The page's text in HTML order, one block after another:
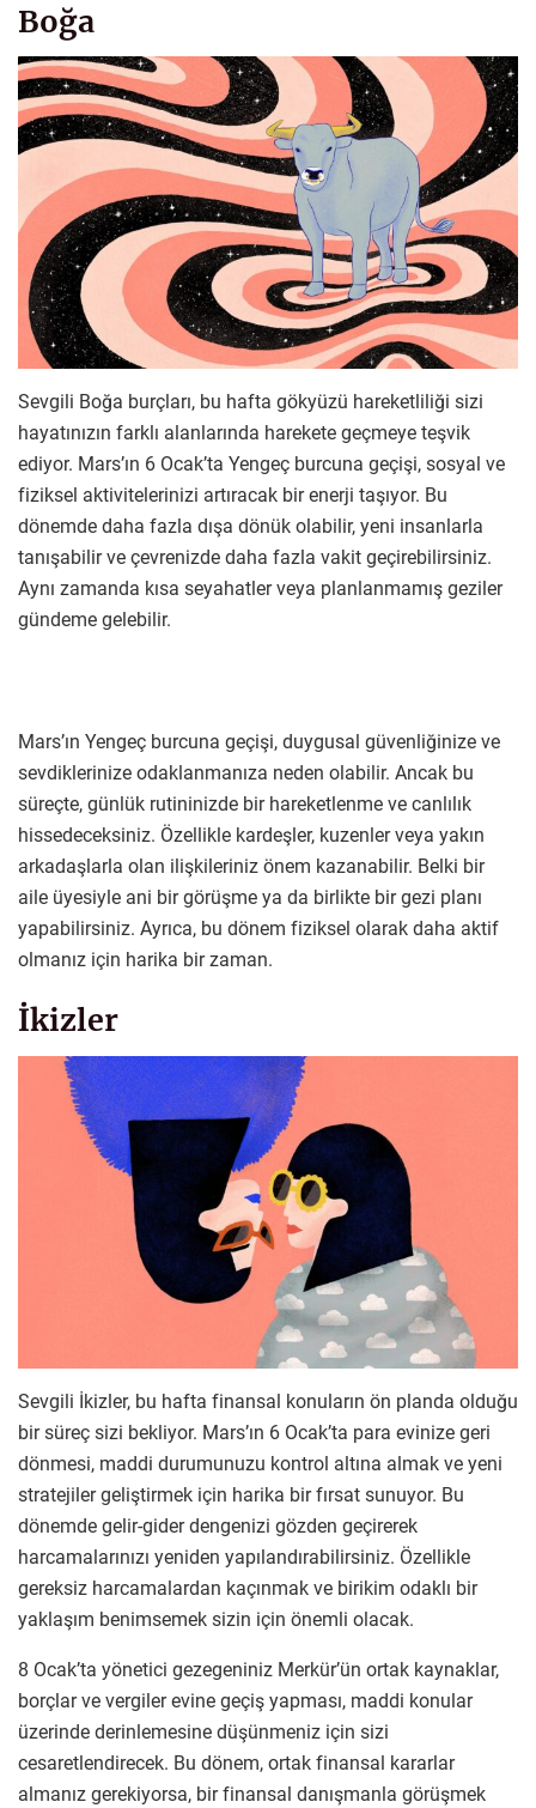
Boğa
Sevgili Boğa burçları, bu hafta gökyüzü hareketliliği sizi
hayatınızın farklı alanlarında harekete geçmeye teşvik
ediyor. Mars’ın 6 Ocak’ta Yengeç burcuna geçişi, sosyal ve
fiziksel aktivitelerinizi artıracak bir enerji taşıyor. Bu
dönemde daha fazla dışa dönük olabilir, yeni insanlarla
tanışabilir ve çevrenizde daha fazla vakit geçirebilirsiniz.
Aynı zamanda kısa seyahatler veya planlanmamış geziler
gündeme gelebilir.
Mars’ın Yengeç burcuna geçişi, duygusal güvenliğinize ve
sevdiklerinize odaklanmanıza neden olabilir. Ancak bu
süreçte, günlük rutininizde bir hareketlenme ve canlılık
hissedeceksiniz. Özellikle kardeşler, kuzenler veya yakın
arkadaşlarla olan ilişkileriniz önem kazanabilir. Belki bir
aile üyesiyle ani bir görüşme ya da birlikte bir gezi planı
yapabilirsiniz. Ayrıca, bu dönem fiziksel olarak daha aktif
olmanız için harika bir zaman.
İkizler
Sevgili İkizler, bu hafta finansal konuların ön planda olduğu
bir süreç sizi bekliyor. Mars’ın 6 Ocak’ta para evinize geri
dönmesi, maddi durumunuzu kontrol altına almak ve yeni
stratejiler geliştirmek için harika bir fırsat sunuyor. Bu
dönemde gelir-gider dengenizi gözden geçirerek
harcamalarınızı yeniden yapılandırabilirsiniz. Özellikle
gereksiz harcamalardan kaçınmak ve birikim odaklı bir
yaklaşım benimsemek sizin için önemli olacak.
8 Ocak’ta yönetici gezegeniniz Merkür’ün ortak kaynaklar,
borçlar ve vergiler evine geçiş yapması, maddi konular
üzerinde derinlemesine düşünmeniz için sizi
cesaretlendirecek. Bu dönem, ortak finansal kararlar
almanız gerekiyorsa, bir finansal danışmanla görüşmek